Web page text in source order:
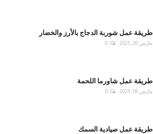
طريقة عمل شوربة الدجاج بالأرز والخضار
مارس 20, 2025 0
طريقة عمل شاورما اللحمة
مارس 18, 2025 0
طريقة عمل صيادية السمك